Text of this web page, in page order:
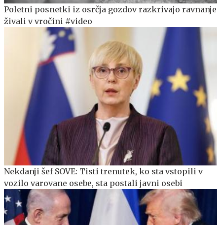
Poletni posnetki iz osrčja gozdov razkrivajo ravnanje
živali v vročini #video
Nekdanji šef SOVE: Tisti trenutek, ko sta vstopili v
vozilo varovane osebe, sta postali javni osebi